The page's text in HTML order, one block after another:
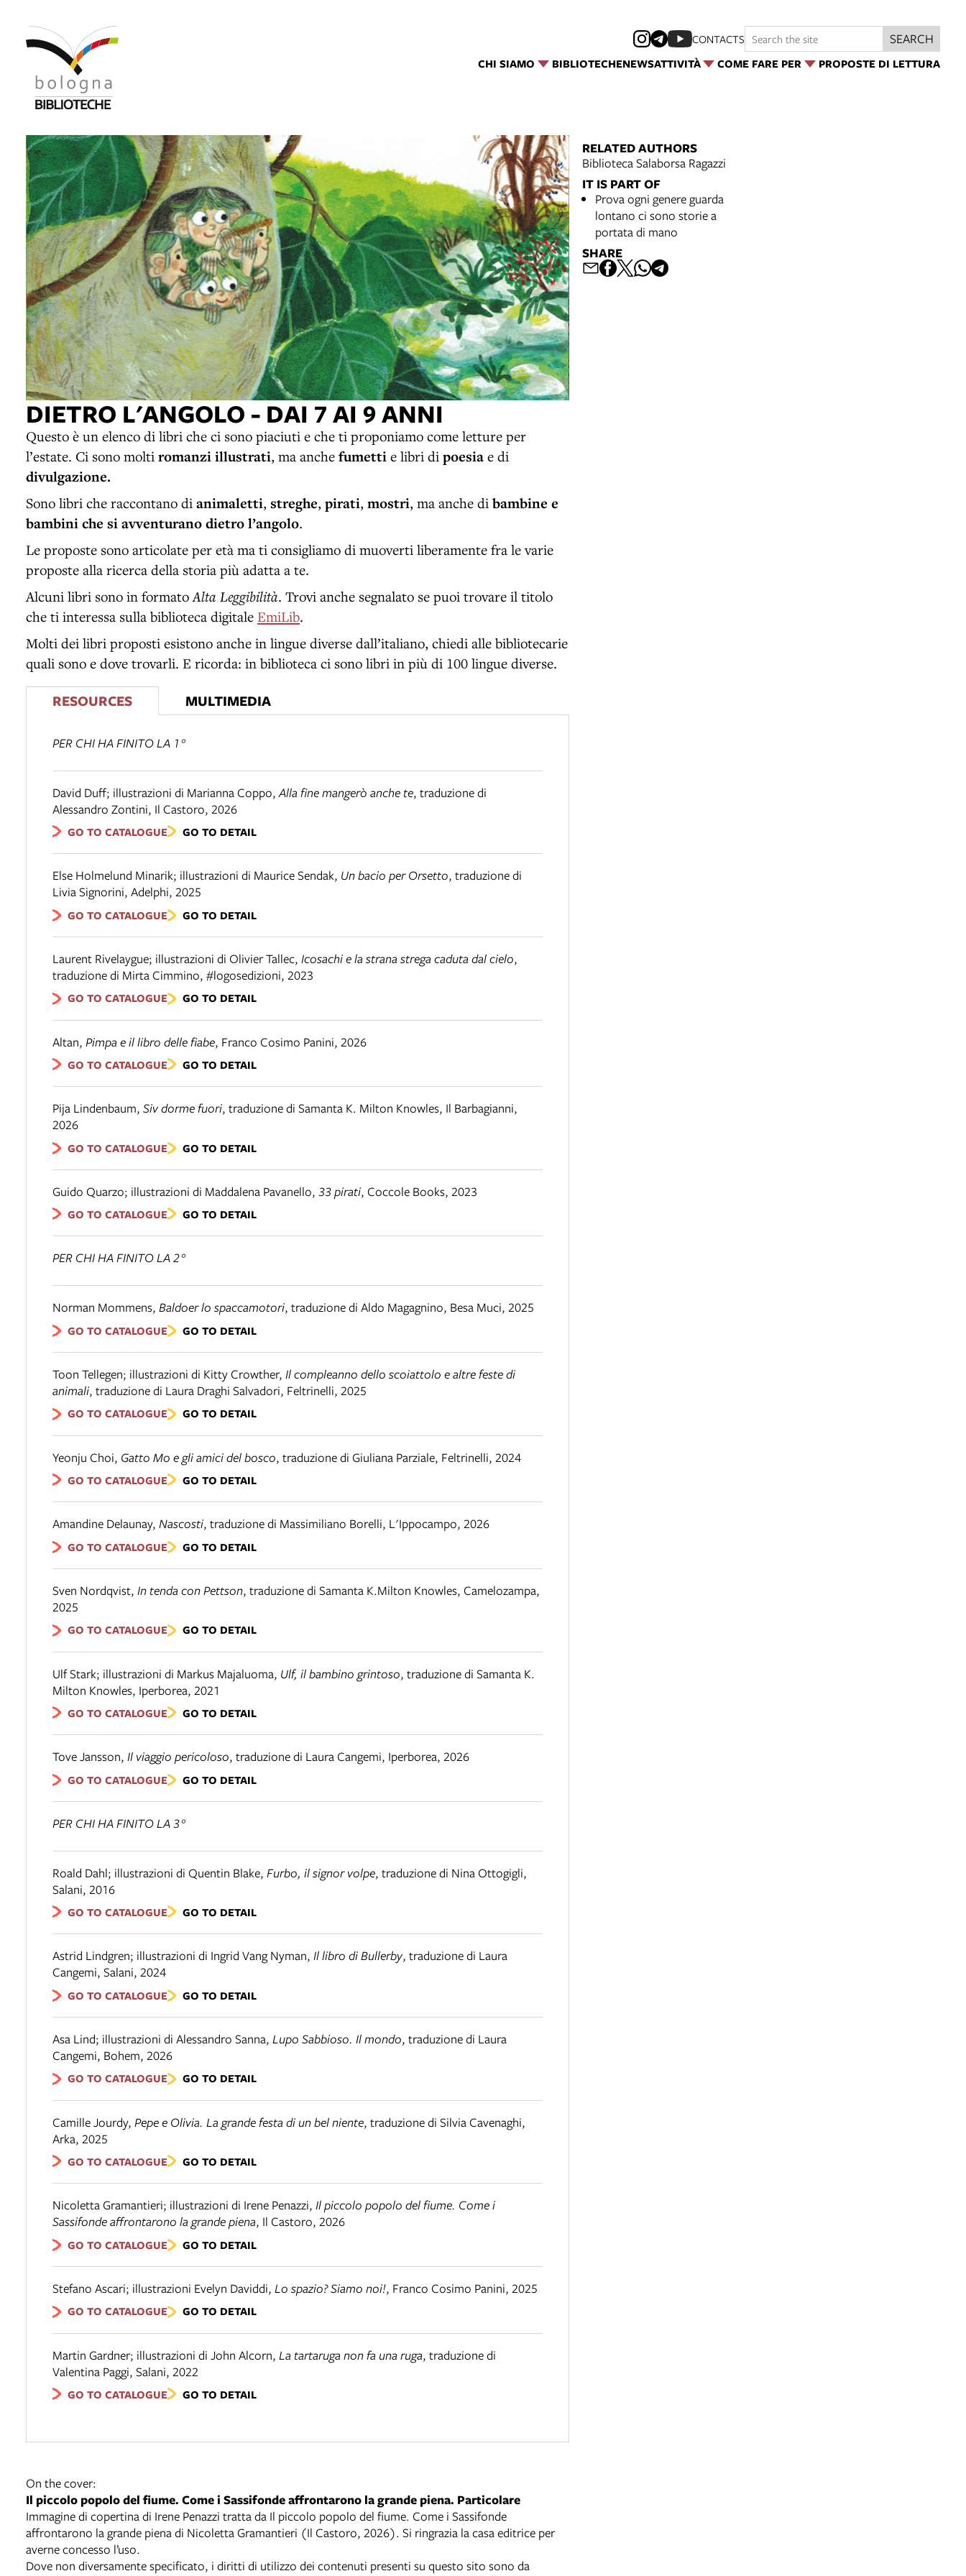
CHI SIAMO BIBLIOTECHENEWSATTIVITÀ COME FARE PER PROPOSTE DI LETTURA
CONTACTS SEARCH
DIETRO L'ANGOLO - DAI 7 AI 9 ANNI
Questo è un elenco di libri che ci sono piaciuti e che ti proponiamo come letture per
l’estate. Ci sono molti romanzi illustrati, ma anche fumetti e libri di poesia e di
divulgazione.
Sono libri che raccontano di animaletti, streghe, pirati, mostri, ma anche di bambine e
bambini che si avventurano dietro l’angolo.
Le proposte sono articolate per età ma ti consigliamo di muoverti liberamente fra le varie
proposte alla ricerca della storia più adatta a te.
Alcuni libri sono in formato Alta Leggibilità. Trovi anche segnalato se puoi trovare il titolo
che ti interessa sulla biblioteca digitale EmiLib.
Molti dei libri proposti esistono anche in lingue diverse dall’italiano, chiedi alle bibliotecarie
quali sono e dove trovarli. E ricorda: in biblioteca ci sono libri in più di 100 lingue diverse.
RESOURCES MULTIMEDIA
PER CHI HA FINITO LA 1°
David Duff; illustrazioni di Marianna Coppo,Alla fine mangerò anche te, traduzione di
Alessandro Zontini, Il Castoro, 2026
GO TO CATALOGUE GO TO DETAIL
Else Holmelund Minarik; illustrazioni di Maurice Sendak, Un bacio per Orsetto, traduzione di
Livia Signorini, Adelphi, 2025
GO TO CATALOGUE GO TO DETAIL
Laurent Rivelaygue; illustrazioni di Olivier Tallec, Icosachi e la strana strega caduta dal cielo,
traduzione di Mirta Cimmino, #logosedizioni, 2023
GO TO CATALOGUE GO TO DETAIL
Altan, Pimpa e il libro delle fiabe, Franco Cosimo Panini, 2026
GO TO CATALOGUE GO TO DETAIL
Pija Lindenbaum, Siv dorme fuori, traduzione di Samanta K. Milton Knowles, Il Barbagianni,
2026
GO TO CATALOGUE GO TO DETAIL
Guido Quarzo; illustrazioni di Maddalena Pavanello, 33 pirati, Coccole Books, 2023
GO TO CATALOGUE GO TO DETAIL
PER CHI HA FINITO LA 2°
Norman Mommens, Baldoer lo spaccamotori, traduzione di Aldo Magagnino, Besa Muci, 2025
GO TO CATALOGUE GO TO DETAIL
Toon Tellegen; illustrazioni di Kitty Crowther, Il compleanno dello scoiattolo e altre feste di
animali, traduzione di Laura Draghi Salvadori, Feltrinelli, 2025
GO TO CATALOGUE GO TO DETAIL
Yeonju Choi, Gatto Mo e gli amici del bosco, traduzione di Giuliana Parziale, Feltrinelli, 2024
GO TO CATALOGUE GO TO DETAIL
Amandine Delaunay, Nascosti, traduzione di Massimiliano Borelli, L'Ippocampo, 2026
GO TO CATALOGUE GO TO DETAIL
Sven Nordqvist, In tenda con Pettson, traduzione di Samanta K.Milton Knowles, Camelozampa,
2025
GO TO CATALOGUE GO TO DETAIL
Ulf Stark; illustrazioni di Markus Majaluoma, Ulf, il bambino grintoso, traduzione di Samanta K.
Milton Knowles, Iperborea, 2021
GO TO CATALOGUE GO TO DETAIL
Tove Jansson, Il viaggio pericoloso, traduzione di Laura Cangemi, Iperborea, 2026
GO TO CATALOGUE GO TO DETAIL
PER CHI HA FINITO LA 3°
Roald Dahl; illustrazioni di Quentin Blake, Furbo, il signor volpe, traduzione di Nina Ottogigli,
Salani, 2016
GO TO CATALOGUE GO TO DETAIL
Astrid Lindgren; illustrazioni di Ingrid Vang Nyman, Il libro di Bullerby, traduzione di Laura
Cangemi, Salani, 2024
GO TO CATALOGUE GO TO DETAIL
Asa Lind; illustrazioni di Alessandro Sanna, Lupo Sabbioso. Il mondo, traduzione di Laura
Cangemi, Bohem, 2026
GO TO CATALOGUE GO TO DETAIL
Camille Jourdy, Pepe e Olivia. La grande festa di un bel niente, traduzione di Silvia Cavenaghi,
Arka, 2025
GO TO CATALOGUE GO TO DETAIL
Nicoletta Gramantieri; illustrazioni di Irene Penazzi, Il piccolo popolo del fiume. Come i
Sassifonde affrontarono la grande piena, Il Castoro, 2026
GO TO CATALOGUE GO TO DETAIL
Stefano Ascari; illustrazioni Evelyn Daviddi, Lo spazio? Siamo noi!, Franco Cosimo Panini, 2025
GO TO CATALOGUE GO TO DETAIL
Martin Gardner; illustrazioni di John Alcorn, La tartaruga non fa una ruga, traduzione di
Valentina Paggi, Salani, 2022
GO TO CATALOGUE GO TO DETAIL
On the cover:
Il piccolo popolo del fiume. Come i Sassifonde affrontarono la grande piena. Particolare
Immagine di copertina di Irene Penazzi tratta da Il piccolo popolo del fiume. Come i Sassifonde
affrontarono la grande piena di Nicoletta Gramantieri (Il Castoro, 2026). Si ringrazia la casa editrice per
averne concesso l’uso.
Dove non diversamente specificato, i diritti di utilizzo dei contenuti presenti su questo sito sono da
RELATED AUTHORS
Biblioteca Salaborsa Ragazzi
IT IS PART OF
Prova ogni genere guarda
lontano ci sono storie a
portata di mano
SHARE